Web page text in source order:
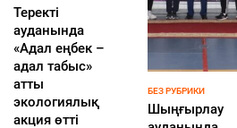
Теректі
ауданында
«Адал еңбек –
адал табыс»
атты
экологиялық
акция өтті
БЕЗ РУБРИКИ
Шыңғырлау